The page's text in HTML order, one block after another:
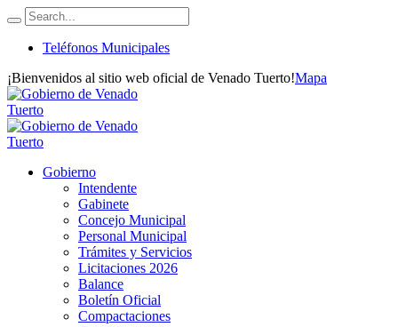
Teléfonos Municipales
¡Bienvenidos al sitio web oficial de Venado Tuerto!Mapa
Gobierno
Intendente
Gabinete
Concejo Municipal
Personal Municipal
Trámites y Servicios
Licitaciones 2026
Balance
Boletín Oficial
Compactaciones